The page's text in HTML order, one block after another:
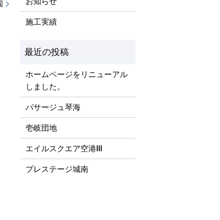
施工実績
ホームページをリニューアル
しました。
パサージュ琴海
壱岐団地
エイルスクエア空港Ⅲ
プレステージ城南